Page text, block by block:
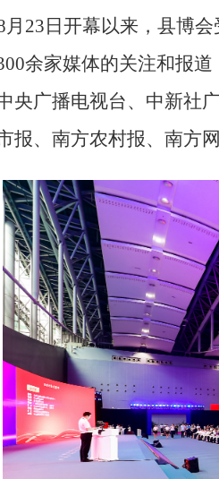
月 23 日开幕以来， 县博会
余家媒体的关注和报道
央广播电视台、中新社
报、南方农村报、南方